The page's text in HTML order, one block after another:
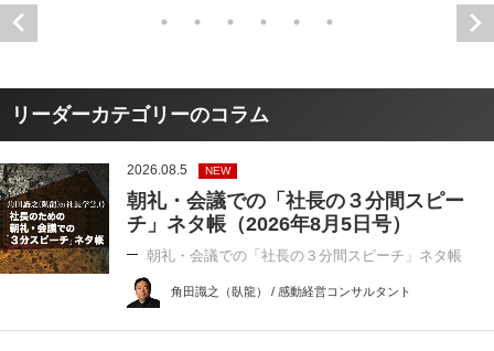
リーダーカテゴリーのコラム
2026.08.5 NEW
朝礼・会議での「社長の３分間スピー
チ」ネタ帳（2026年8月5日号）
朝礼・会議での「社長の３分間スピーチ」ネタ帳
角田識之（臥龍） / 感動経営コンサルタント